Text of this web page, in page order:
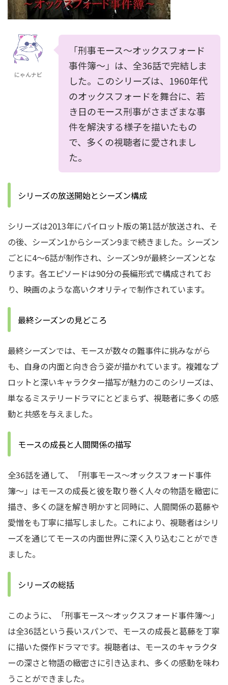
にゃんナビ
「刑事モース〜オックスフォード
事件簿〜」は、全36話で完結しま
した。このシリーズは、1960年代
のオックスフォードを舞台に、若
き日のモース刑事がさまざまな事
件を解決する様子を描いたもの
で、多くの視聴者に愛されまし
た。
シリーズの放送開始とシーズン構成
シリーズは2013年にパイロット版の第1話が放送され、そ
の後、シーズン1からシーズン9まで続きました。 シーズン
ごとに4〜6話が制作され、シーズン9が最終シーズンとな
ります。 各エピソードは90分の長編形式で構成されてお
り、映画のような高いクオリティで制作されています。
最終シーズンの見どころ
最終シーズンでは、モースが数々の難事件に挑みながら
も、自身の内面と向き合う姿が描かれています。 複雑なプ
ロットと深いキャラクター描写が魅力のこのシリーズは、
単なるミステリードラマにとどまらず、視聴者に多くの感
動と共感を与えました。
モースの成長と人間関係の描写
全36話を通して、「刑事モース〜オックスフォード事件
簿〜」はモースの成長と彼を取り巻く人々の物語を緻密に
描き、多くの謎を解き明かすと同時に、人間関係の葛藤や
愛憎をも丁寧に描写しました。 これにより、視聴者はシリ
ーズを通じてモースの内面世界に深く入り込むことができ
ました。
シリーズの総括
このように、「刑事モース〜オックスフォード事件簿〜」
は全36話という長いスパンで、モースの成長と葛藤を丁寧
に描いた傑作ドラマです。 視聴者は、モースのキャラクタ
ーの深さと物語の緻密さに引き込まれ、多くの感動を味わ
うことができました。